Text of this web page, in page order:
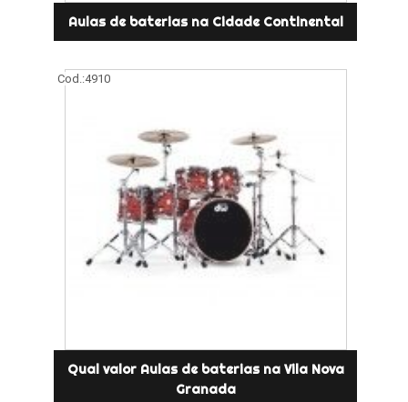
Aulas de baterias na Cidade Continental
Cod.:4910
Qual valor Aulas de baterias na Vila Nova
Granada